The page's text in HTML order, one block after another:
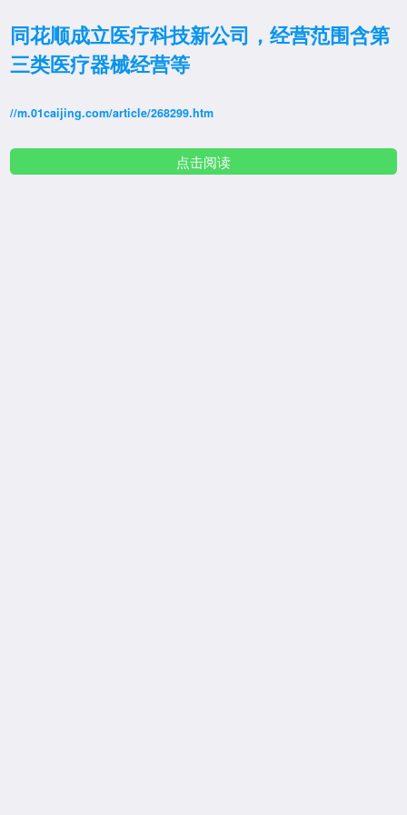
同花顺成立医疗科技新公司，经营范围含第
三类医疗器械经营等
//m.01caijing.com/article/268299.htm
点击阅读